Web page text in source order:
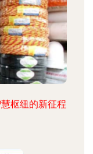
枢纽的新征程